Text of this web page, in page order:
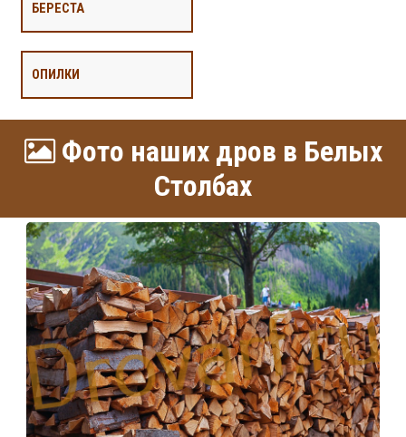
БЕРЕСТА
ОПИЛКИ
Фото наших дров в Белых
Столбах